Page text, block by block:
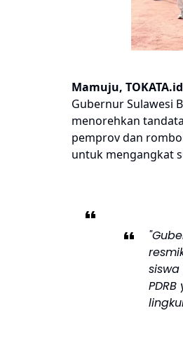
Mamuju, TOKATA.id
Gubernur Sulawesi
menorehkan
pemprov dan
untuk mengangkat